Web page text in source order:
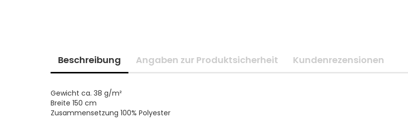
Beschreibung Angaben zur Produktsicherheit Kundenrezensionen
Gewicht ca. 38 g/m²
Breite 150 cm
Zusammensetzung 100% Polyester